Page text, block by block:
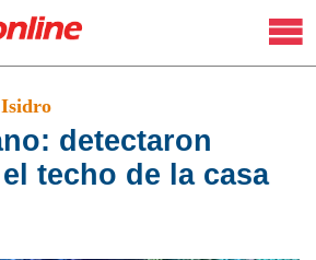
Isidro
detectaron
techo de la casa